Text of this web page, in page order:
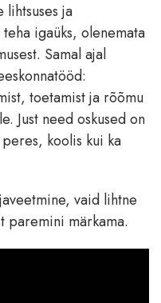
lihtsuses ja
igaüks, olenemata
Samal ajal
toetamist ja rõõmu
Just need oskused on
koolis kui ka
vaid lihtne
paremini märkama.